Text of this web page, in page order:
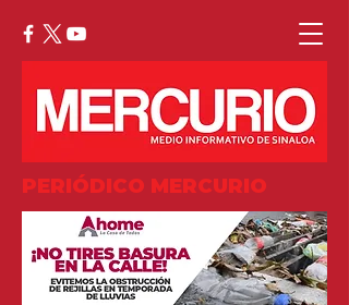
PERIÓDICO MERCURIO